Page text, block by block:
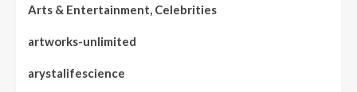
Arts & Entertainment, Celebrities
artworks-unlimited
arystalifescience